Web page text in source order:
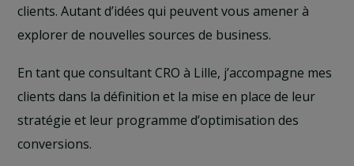
clients. Autant d’idées qui peuvent vous amener à
explorer de nouvelles sources de business.
En tant que consultant CRO à Lille, j’accompagne mes
clients dans la définition et la mise en place de leur
stratégie et leur programme d’optimisation des
conversions.